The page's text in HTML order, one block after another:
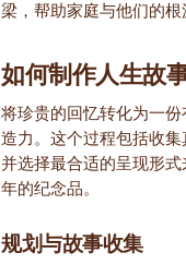
梁，帮助家庭与他们的根
如何制作人生故
将珍贵的回忆转化为一
造力。这个过程包括收
并选择最合适的呈现形
年的纪念品。
规划与故事收集